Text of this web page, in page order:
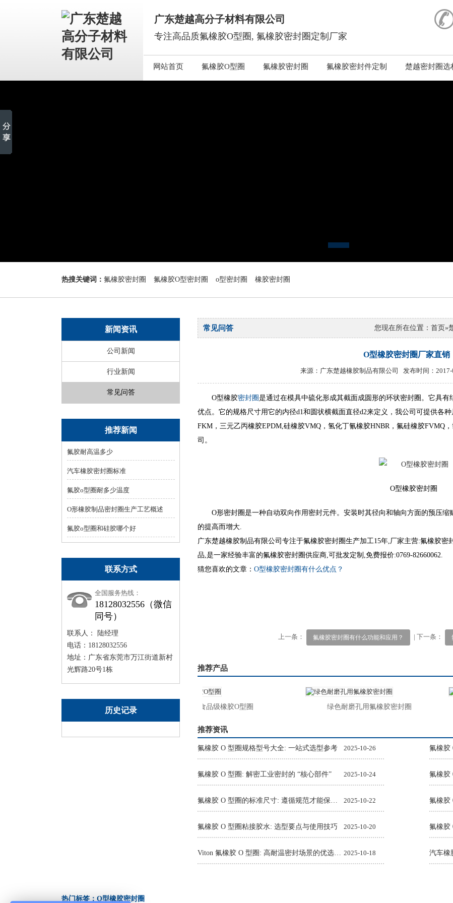
广东楚越高分子材料有限公司
专注高品质氟橡胶O型圈, 氟橡胶密封圈定制厂家
网站首页 氟橡胶O型圈 氟橡胶密封圈 氟橡胶密封件定制 楚越密封圈选
热搜关键词： 氟橡胶密封圈 氟橡胶O型密封圈 o型密封圈 橡胶密封圈
新闻资讯
公司新闻
行业新闻
常见问答
推荐新闻
氟胶耐高温多少
汽车橡胶密封圈标准
氟胶o型圈耐多少温度
O形橡胶制品密封圈生产工艺概述
氟胶o型圈和硅胶哪个好
联系方式
全国服务热线：
18128032556（微信
同号）
联系人： 陆经理
电话：18128032556
地址：广东省东莞市万江街道新村
光辉路20号1栋
历史记录
您现在所在位置： 首页»
常见问答
O型橡胶密封圈厂家直销
来源：广东楚越橡胶制品有限公司 发布时间：
O型橡胶密封圈是通过在模具中硫化形成其截面成圆形的环状密封圈。它具
优点。它的规格尺寸用它的内径d1和圆状横截面直径d2来定义，我公司可提供各
FKM，三元乙丙橡胶EPDM,硅橡胶VMQ，氢化丁氰橡胶HNBR，氟硅橡胶FVMQ
司。
O型橡胶密封圈
O形密封圈是一种自动双向作用密封元件。安装时其径向和轴向方面的预压
的提高而增大.
广东楚越橡胶制品有限公司专注于氟橡胶密封圈生产加工15年,厂家主营:氟橡胶密
品,是一家经验丰富的氟橡胶密封圈供应商,可批发定制,免费报价:0769-82660062.
猜您喜欢的文章： O型橡胶密封圈有什么优点？
上一条： 氟橡胶密封圈有什么功能和应用？ | 下一条：
推荐产品
食品级橡胶O型圈 绿色耐磨孔用氟橡胶密封圈
推荐资讯
氟橡胶 O 型圈规格型号大全: 一站式选型参考 2025-10-26 氟橡胶
氟橡胶 O 型圈: 解密工业密封的 “核心部件” 2025-10-24 氟橡胶
氟橡胶 O 型圈的标准尺寸: 遵循规范才能保障密封效果 2025-10-22
氟橡胶 O 型圈粘接胶水: 选型要点与使用技巧 2025-10-20 氟橡胶
Viton 氟橡胶 O 型圈: 高耐温密封场景的优选解决方案 2025-10-18
热门标签：O型橡胶密封圈